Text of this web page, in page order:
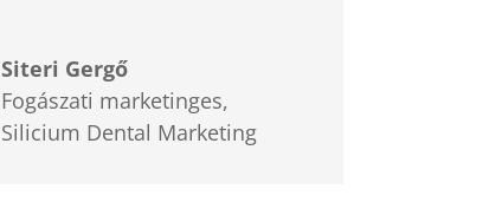
Siteri Gergő
Fogászati marketinges,
Silicium Dental Marketing